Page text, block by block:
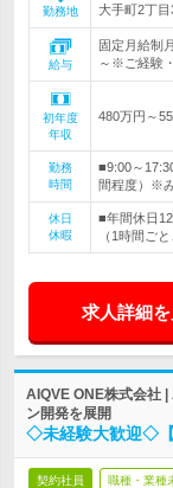
勤務地
大手町2丁
給与
固定月給制
～※ご経験
初年度
年収
480万円～
勤務
時間
■9:00～
間程度）※
休日
休暇
■年間休日
（1時間ご
求人詳細
AIQVE ONE株式会社
ン開発を展開
◇未経験大歓迎◇【
契約社員 職種・業種